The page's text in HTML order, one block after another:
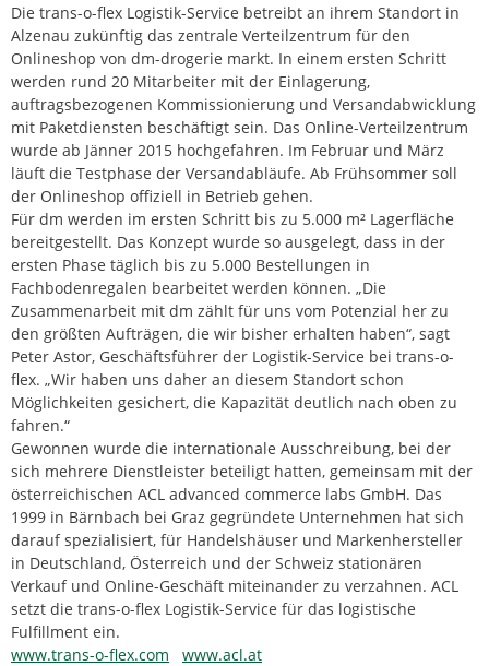
Die trans-o-flex Logistik-Service betreibt an ihrem Standort in
Alzenau zukünftig das zentrale Verteilzentrum für den
Onlineshop von dm-drogerie markt. In einem ersten Schritt
werden rund 20 Mitarbeiter mit der Einlagerung,
auftragsbezogenen Kommissionierung und Versandabwicklung
mit Paketdiensten beschäftigt sein. Das Online-Verteilzentrum
wurde ab Jänner 2015 hochgefahren. Im Februar und März
läuft die Testphase der Versandabläufe. Ab Frühsommer soll
der Onlineshop offiziell in Betrieb gehen.
Für dm werden im ersten Schritt bis zu 5.000 m² Lagerfläche
bereitgestellt. Das Konzept wurde so ausgelegt, dass in der
ersten Phase täglich bis zu 5.000 Bestellungen in
Fachbodenregalen bearbeitet werden können. „Die
Zusammenarbeit mit dm zählt für uns vom Potenzial her zu
den größten Aufträgen, die wir bisher erhalten haben“, sagt
Peter Astor, Geschäftsführer der Logistik-Service bei trans-o-
flex. „Wir haben uns daher an diesem Standort schon
Möglichkeiten gesichert, die Kapazität deutlich nach oben zu
fahren.“
Gewonnen wurde die internationale Ausschreibung, bei der
sich mehrere Dienstleister beteiligt hatten, gemeinsam mit der
österreichischen ACL advanced commerce labs GmbH. Das
1999 in Bärnbach bei Graz gegründete Unternehmen hat sich
darauf spezialisiert, für Handelshäuser und Markenhersteller
in Deutschland, Österreich und der Schweiz stationären
Verkauf und Online-Geschäft miteinander zu verzahnen. ACL
setzt die trans-o-flex Logistik-Service für das logistische
Fulfillment ein.
www.trans-o-flex.com
www.acl.at